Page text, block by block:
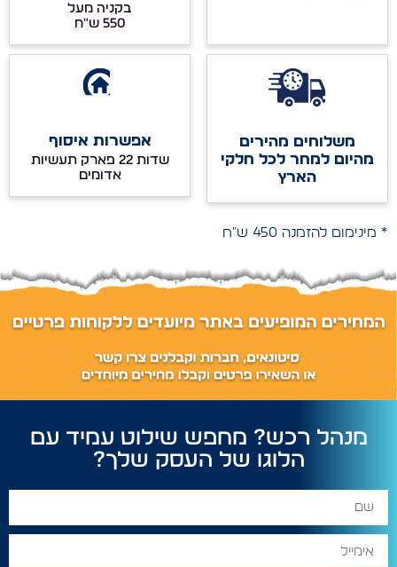
בקניה מעל
משלוחים מהירים
מהיום למחר לכל חלקי
הארץ
אפשרות איסוף
שדות 22 פארק תעשיות
אדומים
* מינימום להזמנה 450 ש"ח
מנהל רכש? מחפש שילוט עמיד עם
הלוגו של העסק שלך?